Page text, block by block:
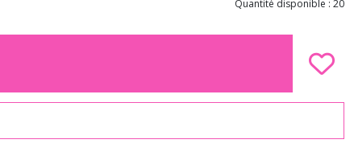
Quantité disponible : 20